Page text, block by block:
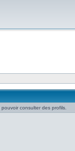
consulter des profils.